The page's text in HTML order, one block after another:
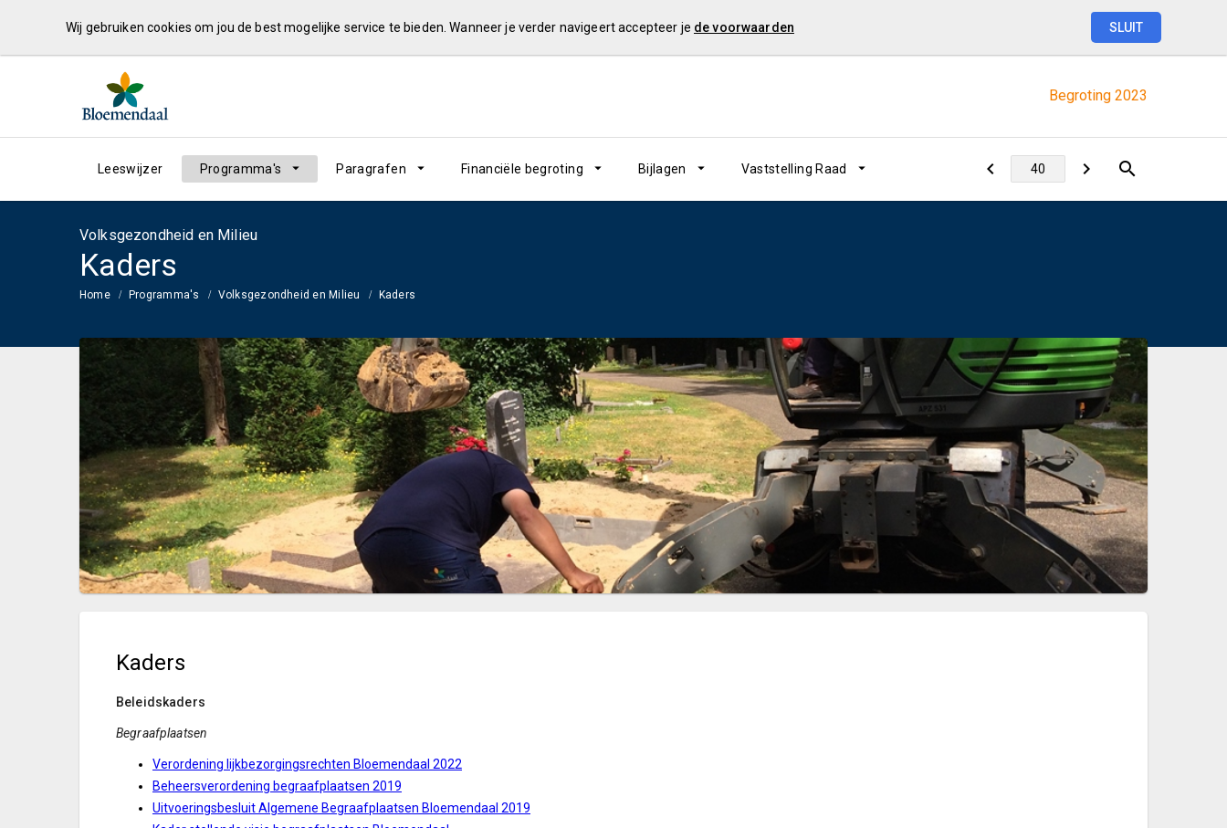
Wij gebruiken cookies om jou de best mogelijke service te bieden. Wanneer je verder navigeert accepteer je de voorwaarden SLUIT
Begroting 2023
Leeswijzer Programma's Paragrafen Financiële begroting Bijlagen Vaststelling Raad
Volksgezondheid en Milieu
Kaders
Home Programma's Volksgezondheid en Milieu Kaders
Kaders
Beleidskaders
Begraafplaatsen
Verordening lijkbezorgingsrechten Bloemendaal 2022
Beheersverordening begraafplaatsen 2019
Uitvoeringsbesluit Algemene Begraafplaatsen Bloemendaal 2019